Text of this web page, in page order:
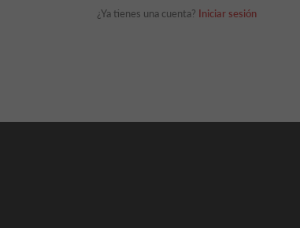
¿Ya tienes una cuenta? Iniciar sesión